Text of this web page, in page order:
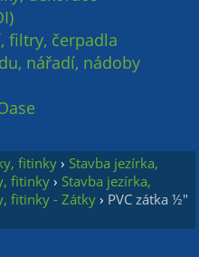
filtry, čerpadla
nářadí, nádoby
fitinky › Stavba jezírka,
fitinky › Stavba jezírka,
fitinky - Zátky › PVC zátka ½"